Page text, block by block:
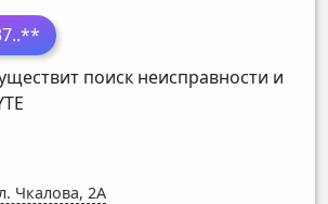
..**
поиск неисправности и
Чкалова, 2А